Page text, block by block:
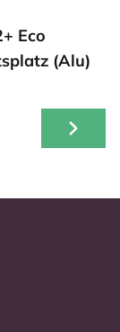
Eco
(Alu)